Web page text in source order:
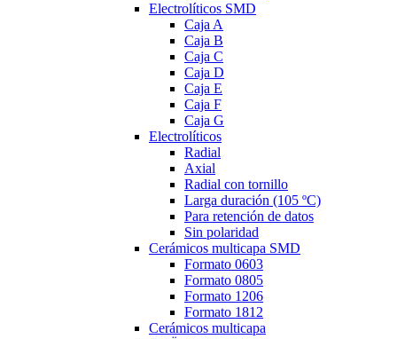
Electrolíticos SMD
Caja A
Caja B
Caja C
Caja D
Caja E
Caja F
Caja G
Electrolíticos
Radial
Axial
Radial con tornillo
Larga duración (105 ºC)
Para retención de datos
Sin polaridad
Cerámicos multicapa SMD
Formato 0603
Formato 0805
Formato 1206
Formato 1812
Cerámicos multicapa